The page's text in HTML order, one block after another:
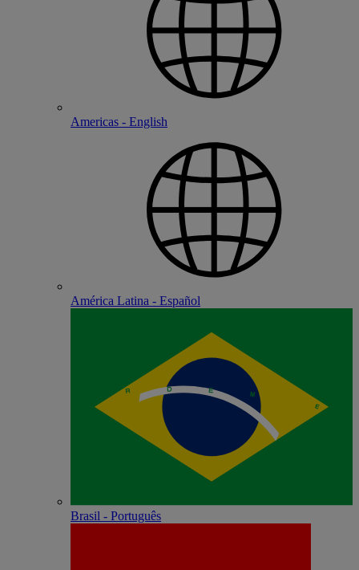
Americas - English
América Latina - Español
Brasil - Português